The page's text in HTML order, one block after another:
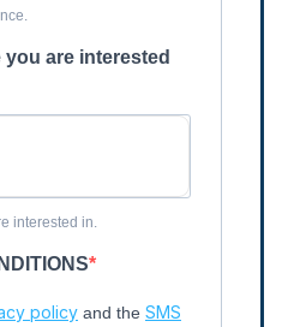
you are interested
interested in.
policy and the SMS